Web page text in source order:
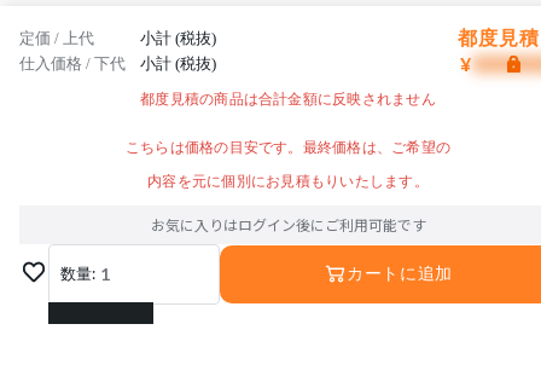
定価 / 上代 小計 (税抜) 都度見
仕入価格 / 下代 小計 (税抜) ¥
都度見積の商品は合計金額に反映されません
こちらは価格の目安です。最終価格は、ご希望の
内容を元に個別にお見積もりいたします。
お気に入りはログイン後にご利用可能です
数量: 1
1
カートに追加